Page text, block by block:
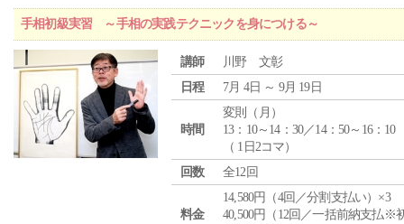
手相初級実習 ～手相の実践テクニックを身につける～
講師
川野 文彰
日程
7月 4日 ～ 9月 19日
時間
変則（月）
13：10～14：30／14：50～16：10
（ 1日2コマ）
回数
全12回
料金
14,580円（4回／分割支払い）×3
40,500円（12回／一括前納支払※